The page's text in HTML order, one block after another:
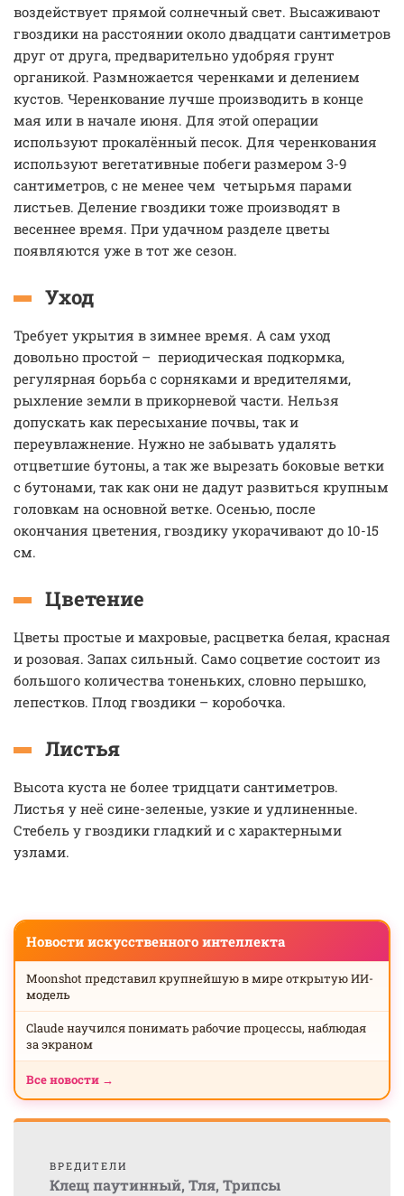
воздействует прямой солнечный свет. Высаживают
гвоздики на расстоянии около двадцати сантиметров
друг от друга, предварительно удобряя грунт
органикой. Размножается черенками и делением
кустов. Черенкование лучше производить в конце
мая или в начале июня. Для этой операции
используют прокалённый песок. Для черенкования
используют вегетативные побеги размером 3-9
сантиметров, с не менее чем четырьмя парами
листьев. Деление гвоздики тоже производят в
весеннее время. При удачном разделе цветы
появляются уже в тот же сезон.
Уход
Требует укрытия в зимнее время. А сам уход
довольно простой – периодическая подкормка,
регулярная борьба с сорняками и вредителями,
рыхление земли в прикорневой части. Нельзя
допускать как пересыхание почвы, так и
переувлажнение. Нужно не забывать удалять
отцветшие бутоны, а так же вырезать боковые ветки
с бутонами, так как они не дадут развиться крупным
головкам на основной ветке. Осенью, после
окончания цветения, гвоздику укорачивают до 10-15
см.
Цветение
Цветы простые и махровые, расцветка белая, красная
и розовая. Запах сильный. Само соцветие состоит из
большого количества тоненьких, словно перышко,
лепестков. Плод гвоздики – коробочка.
Листья
Высота куста не более тридцати сантиметров.
Листья у неё сине-зеленые, узкие и удлиненные.
Стебель у гвоздики гладкий и с характерными
узлами.
Новости искусственного интеллекта
Moonshot представил крупнейшую в мире открытую ИИ-
модель
Claude научился понимать рабочие процессы, наблюдая
за экраном
Все новости →
ВРЕДИТЕЛИ
Клещ паутинный, Тля, Трипсы